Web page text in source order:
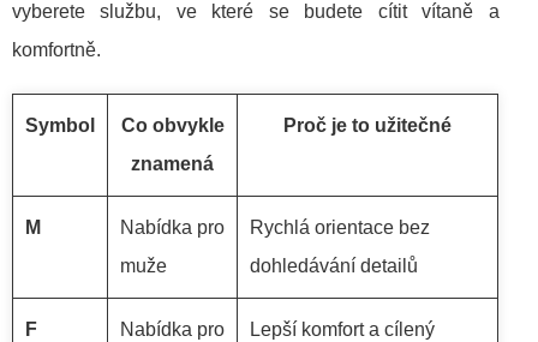
vyberete službu, ve které se budete cítit vítaně a
komfortně.
Symbol
Co obvykle
znamená
Proč je to užitečné
M
Nabídka pro
muže
Rychlá orientace bez
dohledávání detailů
F
Nabídka pro
Lepší komfort a cílený